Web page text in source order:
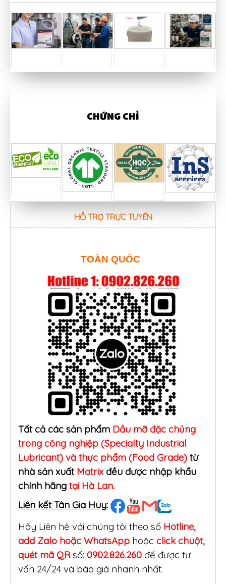
CHỨNG CHỈ
HỖ TRỢ TRỰC TUYẾN
TOÀN QUỐC
Tất cả các sản phẩm Dầu mỡ đặc chủng
trong công nghiệp (Specialty Industrial
Lubricant) và thực phẩm (Food Grade) từ
nhà sản xuấtMatrix đều được nhập khẩu
chính hãng tại Hà Lan.
Liên kết Tân Gia Huy:
Hãy Liên hệ với chúng tôi theo số Hotline,
add Zalo hoặc WhatsApp hoặc click chuột,
quét mã QRsố: 0902.826.260 để được tư
vấn 24/24 và báo giá nhanh nhất.